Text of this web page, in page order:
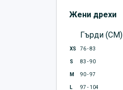
Жени дрехи
Гърди (CM)
XS 76 - 83
S 83 - 90
M 90 - 97
L 97 - 104